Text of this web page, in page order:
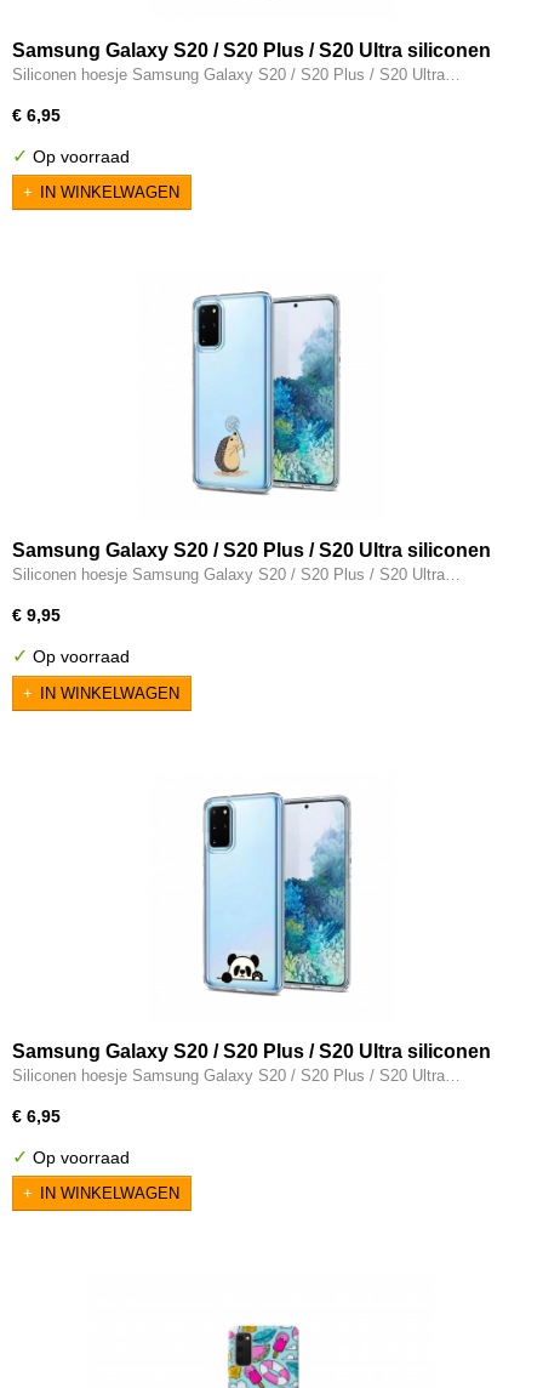
Samsung Galaxy S20 / S20 Plus / S20 Ultra siliconen
hoesje transparant - Poesje
Siliconen hoesje Samsung Galaxy S20 / S20 Plus / S20 Ultra…
€ 6,95
✓ Op voorraad
IN WINKELWAGEN
Samsung Galaxy S20 / S20 Plus / S20 Ultra siliconen
hoesje transparant - Egeltje
Siliconen hoesje Samsung Galaxy S20 / S20 Plus / S20 Ultra…
€ 9,95
✓ Op voorraad
IN WINKELWAGEN
Samsung Galaxy S20 / S20 Plus / S20 Ultra siliconen
hoesje transparant - Panda
Siliconen hoesje Samsung Galaxy S20 / S20 Plus / S20 Ultra…
€ 6,95
✓ Op voorraad
IN WINKELWAGEN